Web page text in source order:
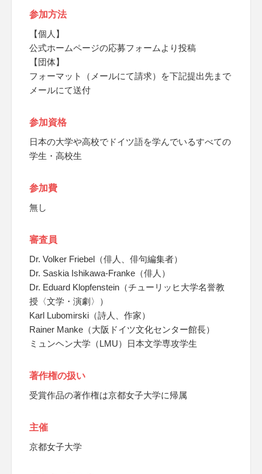
参加方法
【個人】
公式ホームページの応募フォームより投稿
【団体】
フォーマット（メールにて請求）を下記提出先まで
メールにて送付
参加資格
日本の大学や高校でドイツ語を学んでいるすべての
学生・高校生
参加費
無し
審査員
Dr. Volker Friebel（俳人、俳句編集者）
Dr. Saskia Ishikawa-Franke（俳人）
Dr. Eduard Klopfenstein（チューリッヒ大学名誉教
授〈文学・演劇〉）
Karl Lubomirski（詩人、作家）
Rainer Manke（大阪ドイツ文化センター館長）
ミュンヘン大学（LMU）日本文学専攻学生
著作権の扱い
受賞作品の著作権は京都女子大学に帰属
主催
京都女子大学